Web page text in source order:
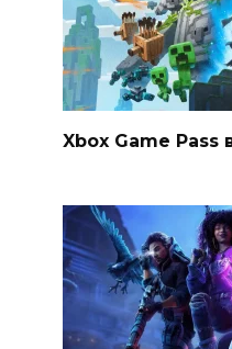
Xbox Game Pass